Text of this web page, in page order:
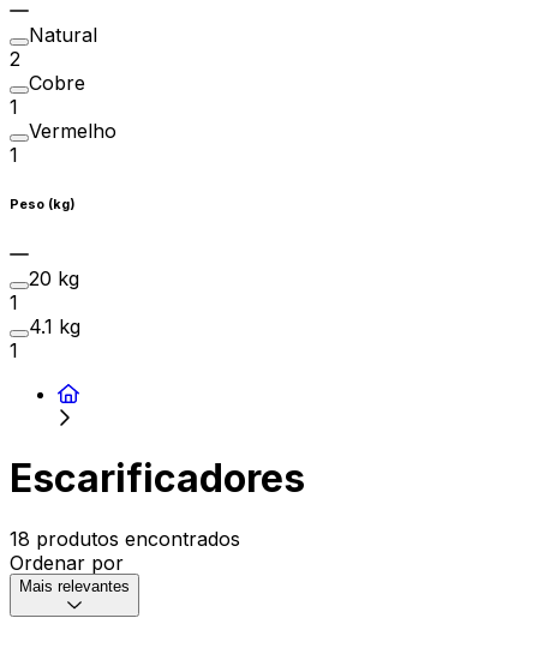
Natural
2
Cobre
1
Vermelho
1
Peso (kg)
20 kg
1
4.1 kg
1
Escarificadores
18 produtos encontrados
Ordenar por
Mais relevantes